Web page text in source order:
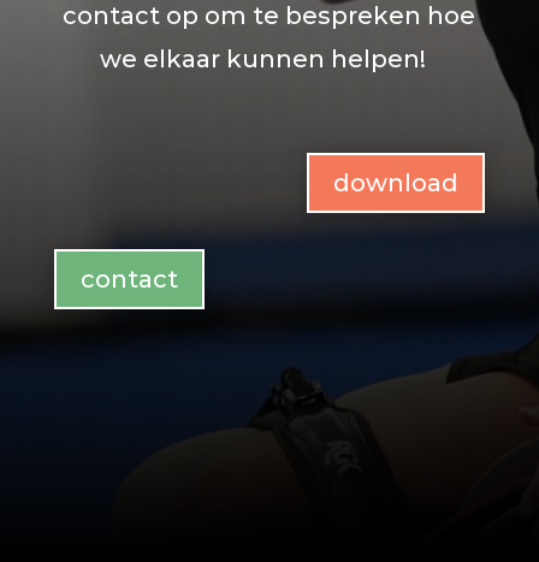
contact op om te bespreken hoe
we elkaar kunnen helpen!
download
contact